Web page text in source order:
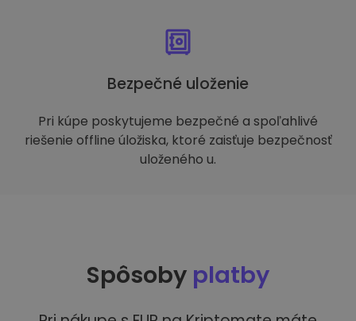
Bezpečné uloženie
Pri kúpe poskytujeme bezpečné a spoľahlivé
riešenie offline úložiska, ktoré zaisťuje bezpečnosť
uloženého u.
Spôsoby platby